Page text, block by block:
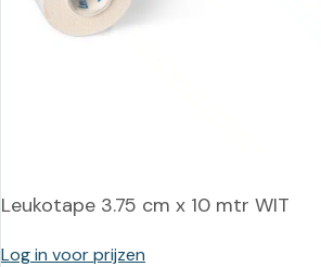
Leukotape 3.75 cm x 10 mtr WIT
Log in voor prijzen